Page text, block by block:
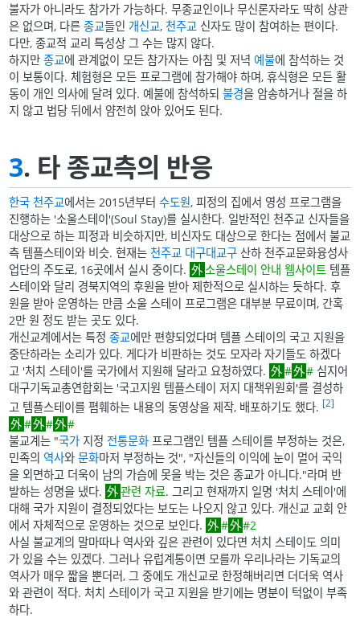
불자가 아니라도 참가가 가능하다. 무종교인이나 무신론자라도 딱히 상관
은 없으며, 다른종교들인 개신교, 천주교 신자도 많이 참여하는 편이다.
다만, 종교적 교리 특성상 그 수는 많지 않다.
하지만종교에 관계없이 모든 참가자는 아침 및 저녁예불에 참석하는 것
이 보통이다. 체험형은 모든 프로그램에 참가해야 하며, 휴식형은 모든 활
동이 개인 의사에 달려 있다. 예불에 참석하되불경을 암송하거나 절을 하
지 않고 법당 뒤에서 얌전히 앉아 있어도 된다.
3. 타 종교측의 반응
한국 천주교에서는 2015년부터수도원, 피정의 집에서 영성 프로그램을
진행하는 '소울스테이'(Soul Stay)를 실시한다. 일반적인 천주교 신자들을
대상으로 하는 피정과 비슷하지만, 비신자도 대상으로 한다는 점에서 불교
측 템플스테이와 비슷. 현재는 천주교 대구대교구 산하 천주교문화융성사
업단의 주도로, 16곳에서 실시 중이다.
소울스테이 안내 웹사이트템플
스테이와 달리 경북지역의 후원을 받아 제한적으로 실시하는 듯하다. 후
원을 받아 운영하는 만큼 소울 스테이 프로그램은 대부분 무료이며, 간혹
2만 원 정도 받는 곳도 있다.
개신교계에서는 특정종교에만 편향되었다며 템플 스테이의 국고 지원을
중단하라는 소리가 있다. 게다가 비판하는 것도 모자라 자기들도 하겠다
고 '처치 스테이'를 국가에서 지원해 달라고 요청하였다.
# #심지어
대구기독교총연합회는 '국고지원 템플스테이 저지 대책위원회'를 결성하
고 템플스테이를 폄훼하는 내용의 동영상을 제작, 배포하기도 했다. [2]
# #
#
불교계는 "국가 지정 전통문화 프로그램인 템플 스테이를 부정하는 것은,
민족의 역사와문화마저 부정하는 것", "자신들의 이익에 눈이 멀어 국익
을 외면하고 더욱이 남의 가슴에 못을 박는 것은 종교가 아니다."라며 반
발하는 성명을 냈다.
관련 자료. 그리고 현재까지 일명 '처치 스테이'에
대해 국가 지원이 결정되었다는 보도는 나오지 않고 있다. 개신교 교회 안
에서 자체적으로 운영하는 것으로 보인다.
#
#2
사실 불교계의 말마따나 역사와 깊은 관련이 있다면 처치 스테이도 의미
가 있을 수는 있겠다. 그러나 유럽계통이면 모를까 우리나라는 기독교의
역사가 매우 짧을 뿐더러, 그 중에도 개신교로 한정해버리면 더더욱 역사
와 관련이 적다. 처치 스테이가 국고 지원을 받기에는 명분이 턱없이 부족
하다.